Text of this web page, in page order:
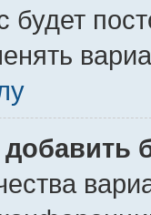
будет